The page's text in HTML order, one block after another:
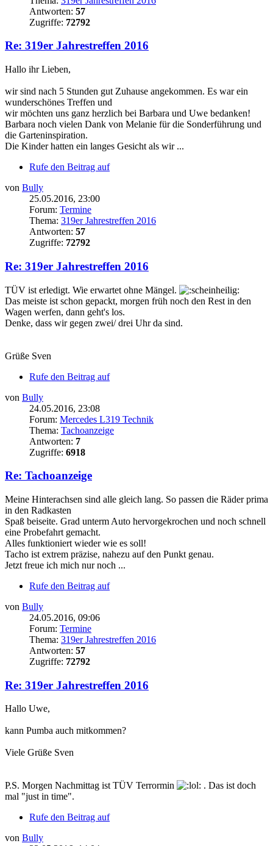
Antworten: 57
Zugriffe: 72792
Re: 319er Jahrestreffen 2016
Hallo ihr Lieben,
wir sind nach 5 Stunden gut Zuhause angekommen. Es war ein
wunderschönes Treffen und
wir möchten uns ganz herzlich bei Barbara und Uwe bedanken!
Barbara noch vielen Dank von Melanie für die Sonderführung und
die Garteninspiration.
Die Kinder hatten ein langes Gesicht als wir ...
Rufe den Beitrag auf
von Bully
25.05.2016, 23:00
Forum: Termine
Thema: 319er Jahrestreffen 2016
Antworten: 57
Zugriffe: 72792
Re: 319er Jahrestreffen 2016
TÜV ist erledigt. Wie erwartet ohne Mängel.
Das meiste ist schon gepackt, morgen früh noch den Rest in den
Wagen werfen, dann geht's los.
Denke, dass wir gegen zwei/ drei Uhr da sind.
Grüße Sven
Rufe den Beitrag auf
von Bully
24.05.2016, 23:08
Forum: Mercedes L319 Technik
Thema: Tachoanzeige
Antworten: 7
Zugriffe: 6918
Re: Tachoanzeige
Meine Hinterachsen sind alle gleich lang. So passen die Räder prima
in den Radkasten
Spaß beiseite. Grad unterm Auto hervorgekrochen und noch schnell
eine Probefahrt gemacht.
Alles funktioniert wieder wie es soll!
Tacho ist extrem präzise, nahezu auf den Punkt genau.
Jetzt freue ich mich nur noch ...
Rufe den Beitrag auf
von Bully
24.05.2016, 09:06
Forum: Termine
Thema: 319er Jahrestreffen 2016
Antworten: 57
Zugriffe: 72792
Re: 319er Jahrestreffen 2016
Hallo Uwe,
kann Pumba auch mitkommen?
Viele Grüße Sven
P.S. Morgen Nachmittag ist TÜV Terrormin
. Das ist doch
mal "just in time".
Rufe den Beitrag auf
von Bully